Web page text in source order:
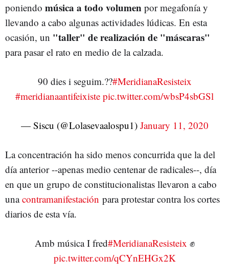
poniendo música a todo volumen por megafonía y
llevando a cabo algunas actividades lúdicas. En esta
ocasión, un "taller" de realización de "máscaras"
para pasar el rato en medio de la calzada.
90 dies i seguim.??#MeridianaResisteix
#meridianaantifeixiste pic.twitter.com/wbsP4sbGSl
— Siscu (@Lolasevaalospu1) January 11, 2020
La concentración ha sido menos concurrida que la del
día anterior --apenas medio centenar de radicales--, día
en que un grupo de constitucionalistas llevaron a cabo
unacontramanifestación para protestar contra los cortes
diarios de esta vía.
Amb música I fred#MeridianaResisteix ✊
pic.twitter.com/qCYnEHGx2K